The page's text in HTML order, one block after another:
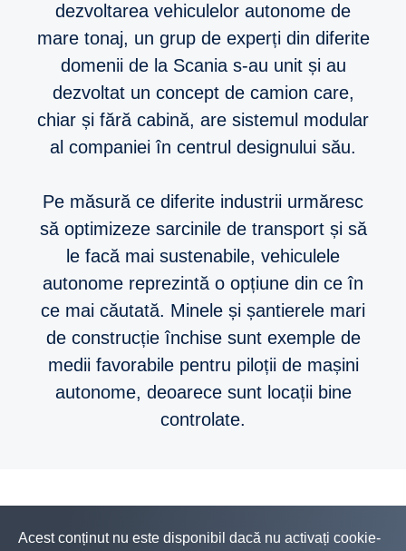
dezvoltarea vehiculelor autonome de
mare tonaj, un grup de experți din diferite
domenii de la Scania s-au unit și au
dezvoltat un concept de camion care,
chiar și fără cabină, are sistemul modular
al companiei în centrul designului său.
Pe măsură ce diferite industrii urmăresc
să optimizeze sarcinile de transport și să
le facă mai sustenabile, vehiculele
autonome reprezintă o opțiune din ce în
ce mai căutată. Minele și șantierele mari
de construcție închise sunt exemple de
medii favorabile pentru piloții de mașini
autonome, deoarece sunt locații bine
controlate.
Acest conținut nu este disponibil dacă nu activați cookie-